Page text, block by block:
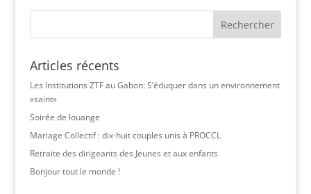
Articles récents
Les Institutions ZTF au Gabon: S’éduquer dans un environnement
«saint»
Soirée de louange
Mariage Collectif : dix-huit couples unis à PROCCL
Retraite des dirigeants des Jeunes et aux enfants
Bonjour tout le monde !